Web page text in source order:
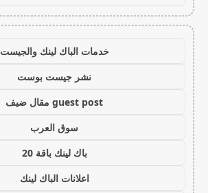
خدمات الباك لينك والجيست
نشر جيست بوست
guest post مقال ضيف
سوق العرب
باك لينك باقة 20
اعلانات الباك لينك